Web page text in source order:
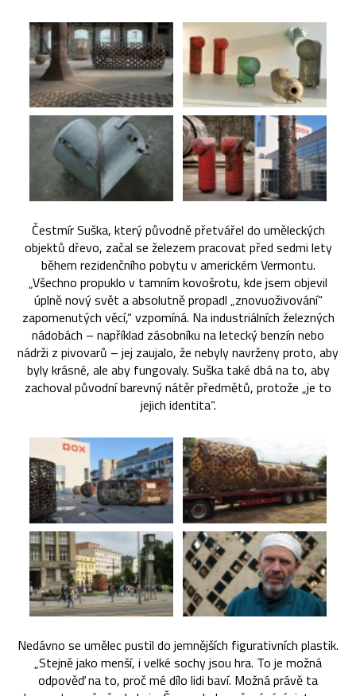
Čestmír Suška, který původně přetvářel do uměleckých
objektů dřevo, začal se železem pracovat před sedmi lety
během rezidenčního pobytu v americkém Vermontu.
„Všechno propuklo v tamním kovošrotu, kde jsem objevil
úplně nový svět a absolutně propadl „znovuoživování“
zapomenutých věcí,“ vzpomíná. Na industriálních železných
nádobách – například zásobníku na letecký benzín nebo
nádrži z pivovarů – jej zaujalo, že nebyly navrženy proto, aby
byly krásné, ale aby fungovaly. Suška také dbá na to, aby
zachoval původní barevný nátěr předmětů, protože „je to
jejich identita“.
Nedávno se umělec pustil do jemnějších figurativních plastik.
„Stejně jako menší, i velké sochy jsou hra. To je možná
odpověď na to, proč mé dílo lidi baví. Možná právě ta